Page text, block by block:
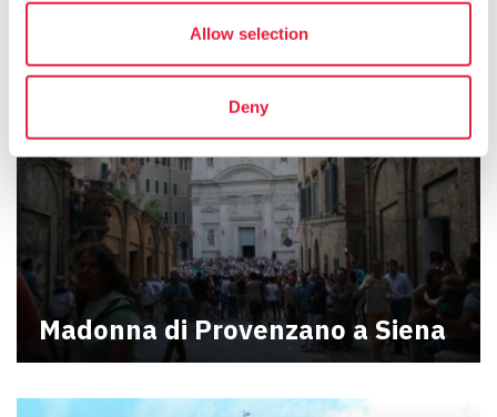
Allow selection
Deny
Madonna di Provenzano a Siena